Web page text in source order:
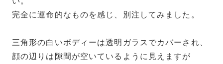
完全に運命的なものを感じ、別注してみました。
三角形の白いボディーは透明ガラスでカバーされ、
顔の辺りは隙間が空いているように見えますが